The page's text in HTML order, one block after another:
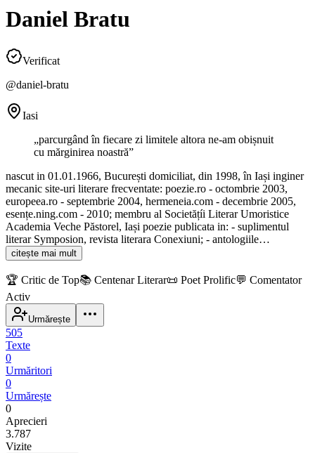
Daniel Bratu
Verificat
@daniel-bratu
Iasi
„parcurgând în fiecare zi limitele altora ne-am obișnuit
cu mărginirea noastră”
nascut in 01.01.1966, București domiciliat, din 1998, în Iași inginer
mecanic site-uri literare frecventate: poezie.ro - octombrie 2003,
europeea.ro - septembrie 2004, hermeneia.com - decembrie 2005,
esențe.ning.com - 2010; membru al Societățíi Literar Umoristice
Academia Veche Păstorel, Iași poezie publicata in: - suplimentul
literar Symposion, revista literara Conexiuni; - antologiile…
citește mai mult
🏆 Critic de Top📚 Centenar Literar📜 Poet Prolific💬 Comentator
Activ
Urmărește
505
Texte
0
Urmăritori
0
Urmărește
0
Aprecieri
3.787
Vizite